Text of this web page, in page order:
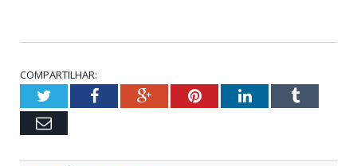
COMPARTILHAR:
TwitterFacebookGoogle+Pinterest
LinkedIn
Email